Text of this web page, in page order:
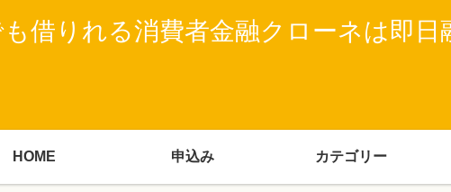
借りれる消費者金融クローネは即日
HOME 申込み カテゴリー